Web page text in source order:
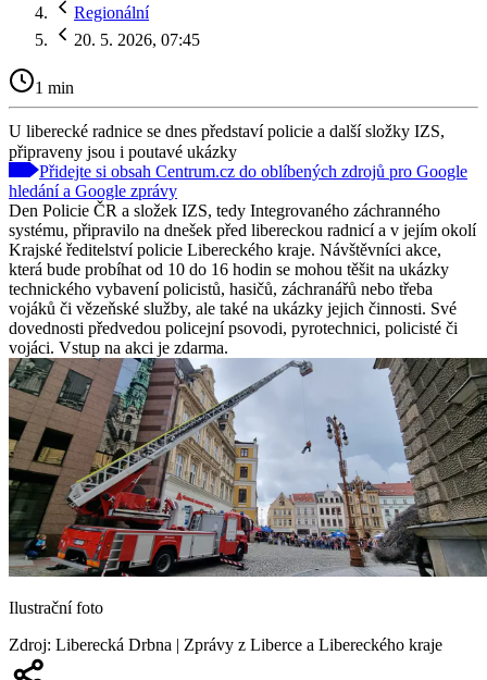
Regionální
20. 5. 2026, 07:45
1 min
U liberecké radnice se dnes představí policie a další složky IZS,
připraveny jsou i poutavé ukázky
Přidejte si obsah Centrum.cz do oblíbených zdrojů pro Google
hledání a Google zprávy
Den Policie ČR a složek IZS, tedy Integrovaného záchranného
systému, připravilo na dnešek před libereckou radnicí a v jejím okolí
Krajské ředitelství policie Libereckého kraje. Návštěvníci akce,
která bude probíhat od 10 do 16 hodin se mohou těšit na ukázky
technického vybavení policistů, hasičů, záchranářů nebo třeba
vojáků či vězeňské služby, ale také na ukázky jejich činnosti. Své
dovednosti předvedou policejní psovodi, pyrotechnici, policisté či
vojáci. Vstup na akci je zdarma.
Ilustrační foto
Zdroj: Liberecká Drbna | Zprávy z Liberce a Libereckého kraje